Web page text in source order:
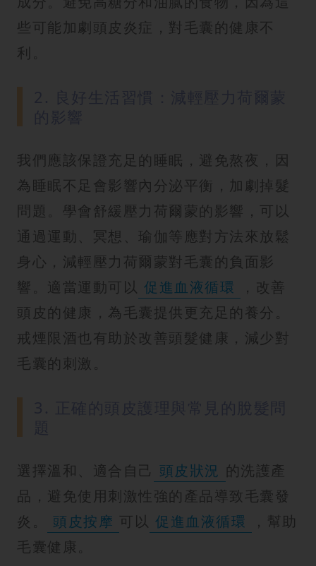
些可能加劇頭皮炎症，對毛囊的健康不
利。
我們應該保證充足的睡眠，避免熬夜，因
為睡眠不足會影響內分泌平衡，加劇掉髮
問題。學會舒緩壓力荷爾蒙的影響，可以
通過運動、冥想、瑜伽等應對方法來放鬆
身心，減輕壓力荷爾蒙對毛囊的負面影
響。適當運動可以 促進血液循環
，改善
頭皮的健康，為毛囊提供更充足的養分。
戒煙限酒也有助於改善頭髮健康，減少對
毛囊的刺激。
選擇溫和、適合自己 頭皮狀況 的洗護產
品，避免使用刺激性強的產品導致毛囊發
炎。
頭皮按摩 可以 促進血液循環
，幫助
毛囊健康。